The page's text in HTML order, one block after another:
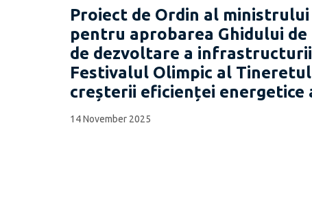
Proiect de Ordin al
pentru aprobarea Ghidului
de dezvoltare a
Festivalul Olimpic al
creșterii eficienței energetice
publicării:
14 November 2025